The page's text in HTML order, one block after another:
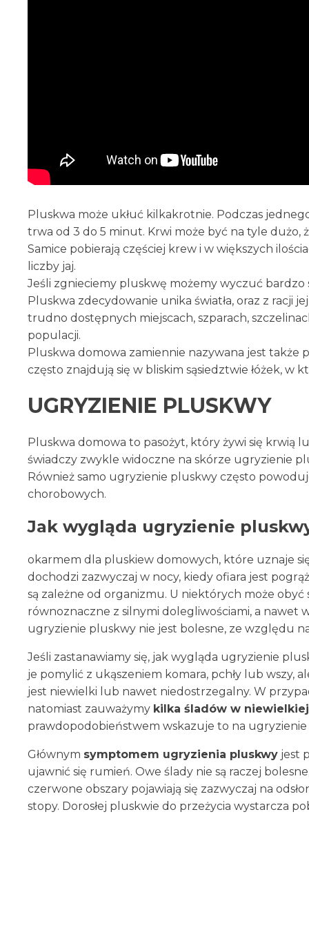
Pluskwa może ukłuć kilkakrotnie. Podczas
trwa od 3 do 5 minut. Krwi może być na tyle dużo,
Samice pobierają częściej krew i w większych
liczby jaj.
Jeśli zgnieciemy pluskwę możemy wyczuć
Pluskwa zdecydowanie unika światła, oraz z racji
trudno dostępnych miejscach, szparach,
populacji.
Pluskwa domowa zamiennie nazywana jest także
często znajdują się w bliskim sąsiedztwie łóżek, w
UGRYZIENIE PLUSKWY
Pluskwa domowa to pasożyt, który żywi się krwią
świadczy zwykle widoczne na skórze ugryzienie
Również samo ugryzienie pluskwy często
chorobowych.
Jak wygląda ugryzienie
okarmem dla pluskiew domowych, które uznaje
dochodzi zazwyczaj w nocy, kiedy ofiara jest
są zależne od organizmu. U niektórych może
równoznaczne z silnymi dolegliwościami, a nawet
ugryzienie pluskwy nie jest bolesne, ze względu
Jeśli zastanawiamy się, jak wygląda ugryzienie
je pomylić z ukąszeniem komara, pchły lub wszy,
jest niewielki lub nawet niedostrzegalny. W
natomiast zauważymy kilka śladów w
prawdopodobieństwem wskazuje to na ugryzienie
Głównym symptomem ugryzienia pluskwy jest
ujawnić się rumień. Owe ślady nie są raczej
czerwone obszary pojawiają się zazwyczaj na
stopy. Dorosłej pluskwie do przeżycia wystarcza